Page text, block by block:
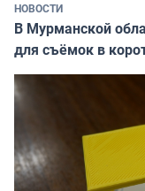
НОВОСТИ
В Мурманской
для съёмок в